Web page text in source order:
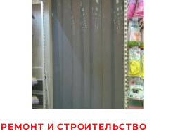
РЕМОНТ И СТРОИТЕЛЬСТВО